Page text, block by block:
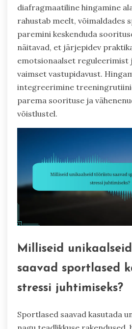
diafragmaatiline hingamine
rahustab meelt, võimaldades
paremini keskenduda
näitavad, et järjepidev
emotsionaalset reguleerimist
vaimset vastupidavust.
integreerimine
parema soorituse ja
võistlustel.
Milliseid
saavad sportlased
stressi juhtimiseks?
Sportlased saavad kasutada